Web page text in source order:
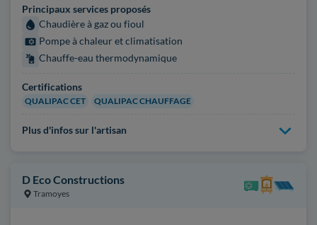
Principaux services proposés
Chaudière à gaz ou fioul
Pompe à chaleur et climatisation
Chauffe-eau thermodynamique
Certifications
QUALIPAC CET QUALIPAC CHAUFFAGE
Plus d'infos sur l'artisan
D Eco Constructions
Tramoyes